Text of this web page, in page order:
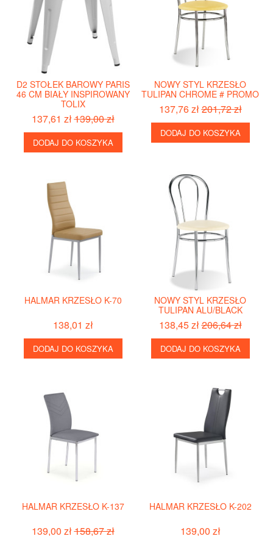
D2 STOŁEK BAROWY PARIS
46 CM BIAŁY INSPIROWANY
TOLIX
137,61 zł139,00 zł
DODAJ DO KOSZYKA
NOWY STYL KRZESŁO
TULIPAN CHROME # PROMO
137,76 zł201,72 zł
DODAJ DO KOSZYKA
HALMAR KRZESŁO K-70
138,01 zł
DODAJ DO KOSZYKA
NOWY STYL KRZESŁO
TULIPAN ALU/BLACK
138,45 zł206,64 zł
DODAJ DO KOSZYKA
HALMAR KRZESŁO K-137
139,00 zł158,67 zł
HALMAR KRZESŁO K-202
139,00 zł